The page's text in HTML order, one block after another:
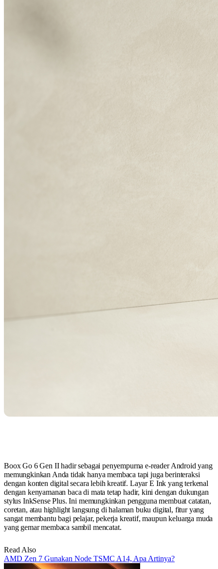
Boox Go 6 Gen II hadir sebagai penyempurna e-reader Android yang
memungkinkan Anda tidak hanya membaca tapi juga berinteraksi
dengan konten digital secara lebih kreatif. Layar E Ink yang terkenal
dengan kenyamanan baca di mata tetap hadir, kini dengan dukungan
stylus InkSense Plus. Ini memungkinkan pengguna membuat catatan,
coretan, atau highlight langsung di halaman buku digital, fitur yang
sangat membantu bagi pelajar, pekerja kreatif, maupun keluarga muda
yang gemar membaca sambil mencatat.
Read Also
AMD Zen 7 Gunakan Node TSMC A14, Apa Artinya?